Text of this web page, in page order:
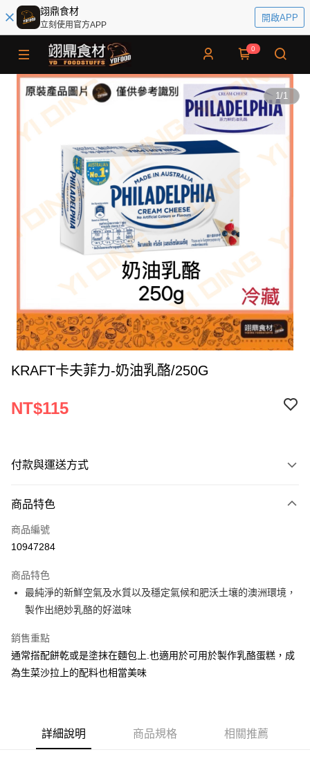
翊鼎食材
立刻使用官方APP
開啟APP
0
1/1
KRAFT卡夫菲力-奶油乳酪/250G
NT$115
付款與運送方式
信用卡一次付款
Apple Pay
運送方式
每筆NT$300
商品特色
商品編號
10947284
商品特色
最純淨的新鮮空氣及水質以及穩定氣候和肥沃土壤的澳洲環境，
製作出絕妙乳酪的好滋味
銷售重點
通常搭配餅乾或是塗抹在麵包上.也適用於可用於製作乳酪蛋糕，成
為生菜沙拉上的配料也相當美味
詳細說明 商品規格 相關推薦